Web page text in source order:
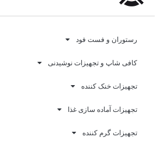
رستوران و فست فود
کافی شاپ و تجهیزات نوشیدنی
تجهیزات خنک کننده
تجهیزات آماده سازی غذا
تجهیزات گرم کننده